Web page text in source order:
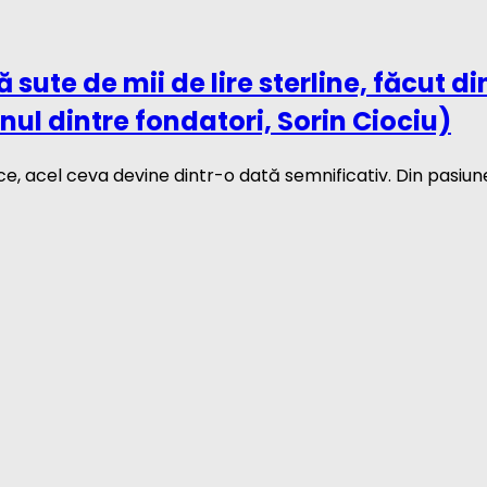
sute de mii de lire sterline, făcut
dintre fondatori, Sorin Ciociu)
acel ceva devine dintr-o dată semnificativ. Din